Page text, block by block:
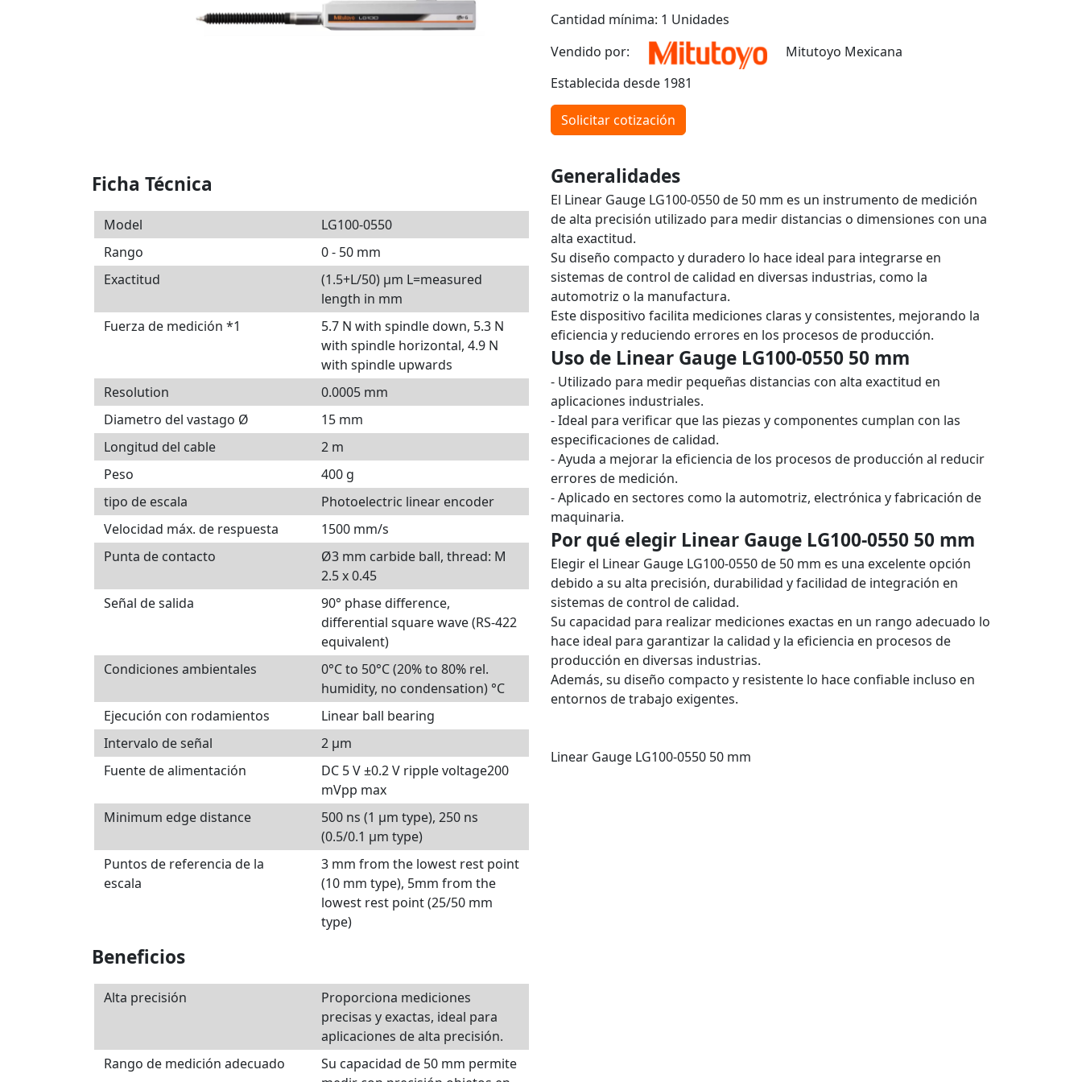
Cantidad mínima: 1 Unidades
Vendido por:
Mitutoyo Mexicana
Establecida desde 1981
Solicitar cotización
Ficha Técnica
Model
LG100-0550
Rango
0 - 50 mm
Exactitud
(1.5+L/50) μm L=measured
length in mm
Fuerza de medición *1
5.7 N with spindle down, 5.3 N
with spindle horizontal, 4.9 N
with spindle upwards
Resolution
0.0005 mm
Diametro del vastago Ø
15 mm
Longitud del cable
2 m
Peso
400 g
tipo de escala
Photoelectric linear encoder
Velocidad máx. de respuesta
1500 mm/s
Punta de contacto
Ø3 mm carbide ball, thread: M
2.5 x 0.45
Señal de salida
90° phase difference,
differential square wave (RS-422
equivalent)
Condiciones ambientales
0°C to 50°C (20% to 80% rel.
humidity, no condensation) °C
Ejecución con rodamientos
Linear ball bearing
Intervalo de señal
2 µm
Fuente de alimentación
DC 5 V ±0.2 V ripple voltage200
mVpp max
Minimum edge distance
500 ns (1 μm type), 250 ns
(0.5/0.1 μm type)
Puntos de referencia de la
escala
3 mm from the lowest rest point
(10 mm type), 5mm from the
lowest rest point (25/50 mm
type)
Beneficios
Alta precisión
Proporciona mediciones
precisas y exactas, ideal para
aplicaciones de alta precisión.
Rango de medición adecuado
Su capacidad de 50 mm permite
Generalidades
El Linear Gauge LG100-0550 de 50 mm es un instrumento de medición
de alta precisión utilizado para medir distancias o dimensiones con una
alta exactitud.
Su diseño compacto y duradero lo hace ideal para integrarse en
sistemas de control de calidad en diversas industrias, como la
automotriz o la manufactura.
Este dispositivo facilita mediciones claras y consistentes, mejorando la
eficiencia y reduciendo errores en los procesos de producción.
Uso de Linear Gauge LG100-0550 50 mm
- Utilizado para medir pequeñas distancias con alta exactitud en
aplicaciones industriales.
- Ideal para verificar que las piezas y componentes cumplan con las
especificaciones de calidad.
- Ayuda a mejorar la eficiencia de los procesos de producción al reducir
errores de medición.
- Aplicado en sectores como la automotriz, electrónica y fabricación de
maquinaria.
Por qué elegir Linear Gauge LG100-0550 50 mm
Elegir el Linear Gauge LG100-0550 de 50 mm es una excelente opción
debido a su alta precisión, durabilidad y facilidad de integración en
sistemas de control de calidad.
Su capacidad para realizar mediciones exactas en un rango adecuado lo
hace ideal para garantizar la calidad y la eficiencia en procesos de
producción en diversas industrias.
Además, su diseño compacto y resistente lo hace confiable incluso en
entornos de trabajo exigentes.
Linear Gauge LG100-0550 50 mm